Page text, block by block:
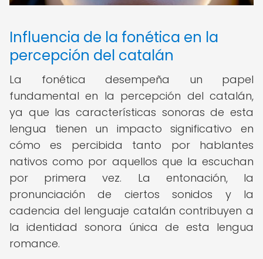
Influencia de la fonética en la
percepción del catalán
La fonética desempeña un papel
fundamental en la percepción del catalán,
ya que las características sonoras de esta
lengua tienen un impacto significativo en
cómo es percibida tanto por hablantes
nativos como por aquellos que la escuchan
por primera vez. La entonación, la
pronunciación de ciertos sonidos y la
cadencia del lenguaje catalán contribuyen a
la identidad sonora única de esta lengua
romance.